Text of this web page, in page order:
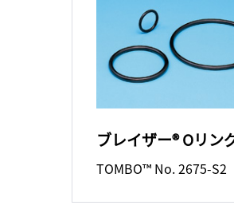
ブレイザー® Oリン
TOMBO™ No. 2675-S2